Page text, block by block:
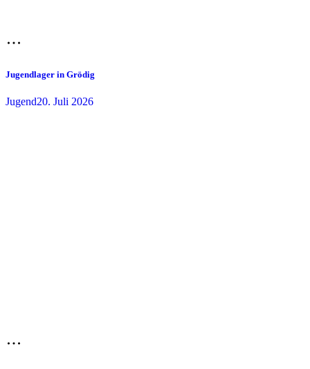
Jugendlager in Grödig
Jugend20. Juli 2026